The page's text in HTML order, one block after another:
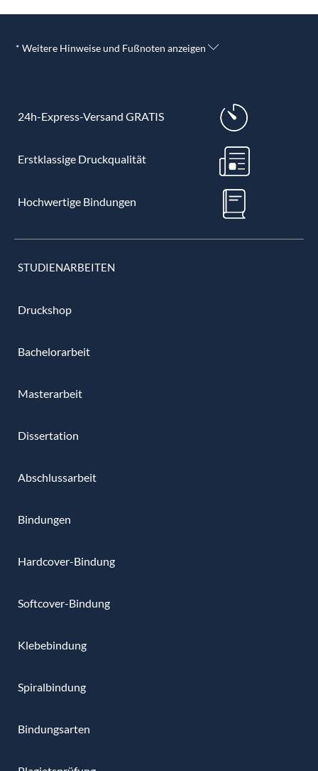
* Weitere Hinweise und Fußnoten anzeigen
24h-Express-Versand GRATIS
Erstklassige Druckqualität
Hochwertige Bindungen
STUDIENARBEITEN
Druckshop
Bachelorarbeit
Masterarbeit
Dissertation
Abschlussarbeit
Bindungen
Hardcover-Bindung
Softcover-Bindung
Klebebindung
Spiralbindung
Bindungsarten